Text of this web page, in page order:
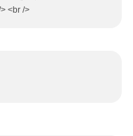
<br />